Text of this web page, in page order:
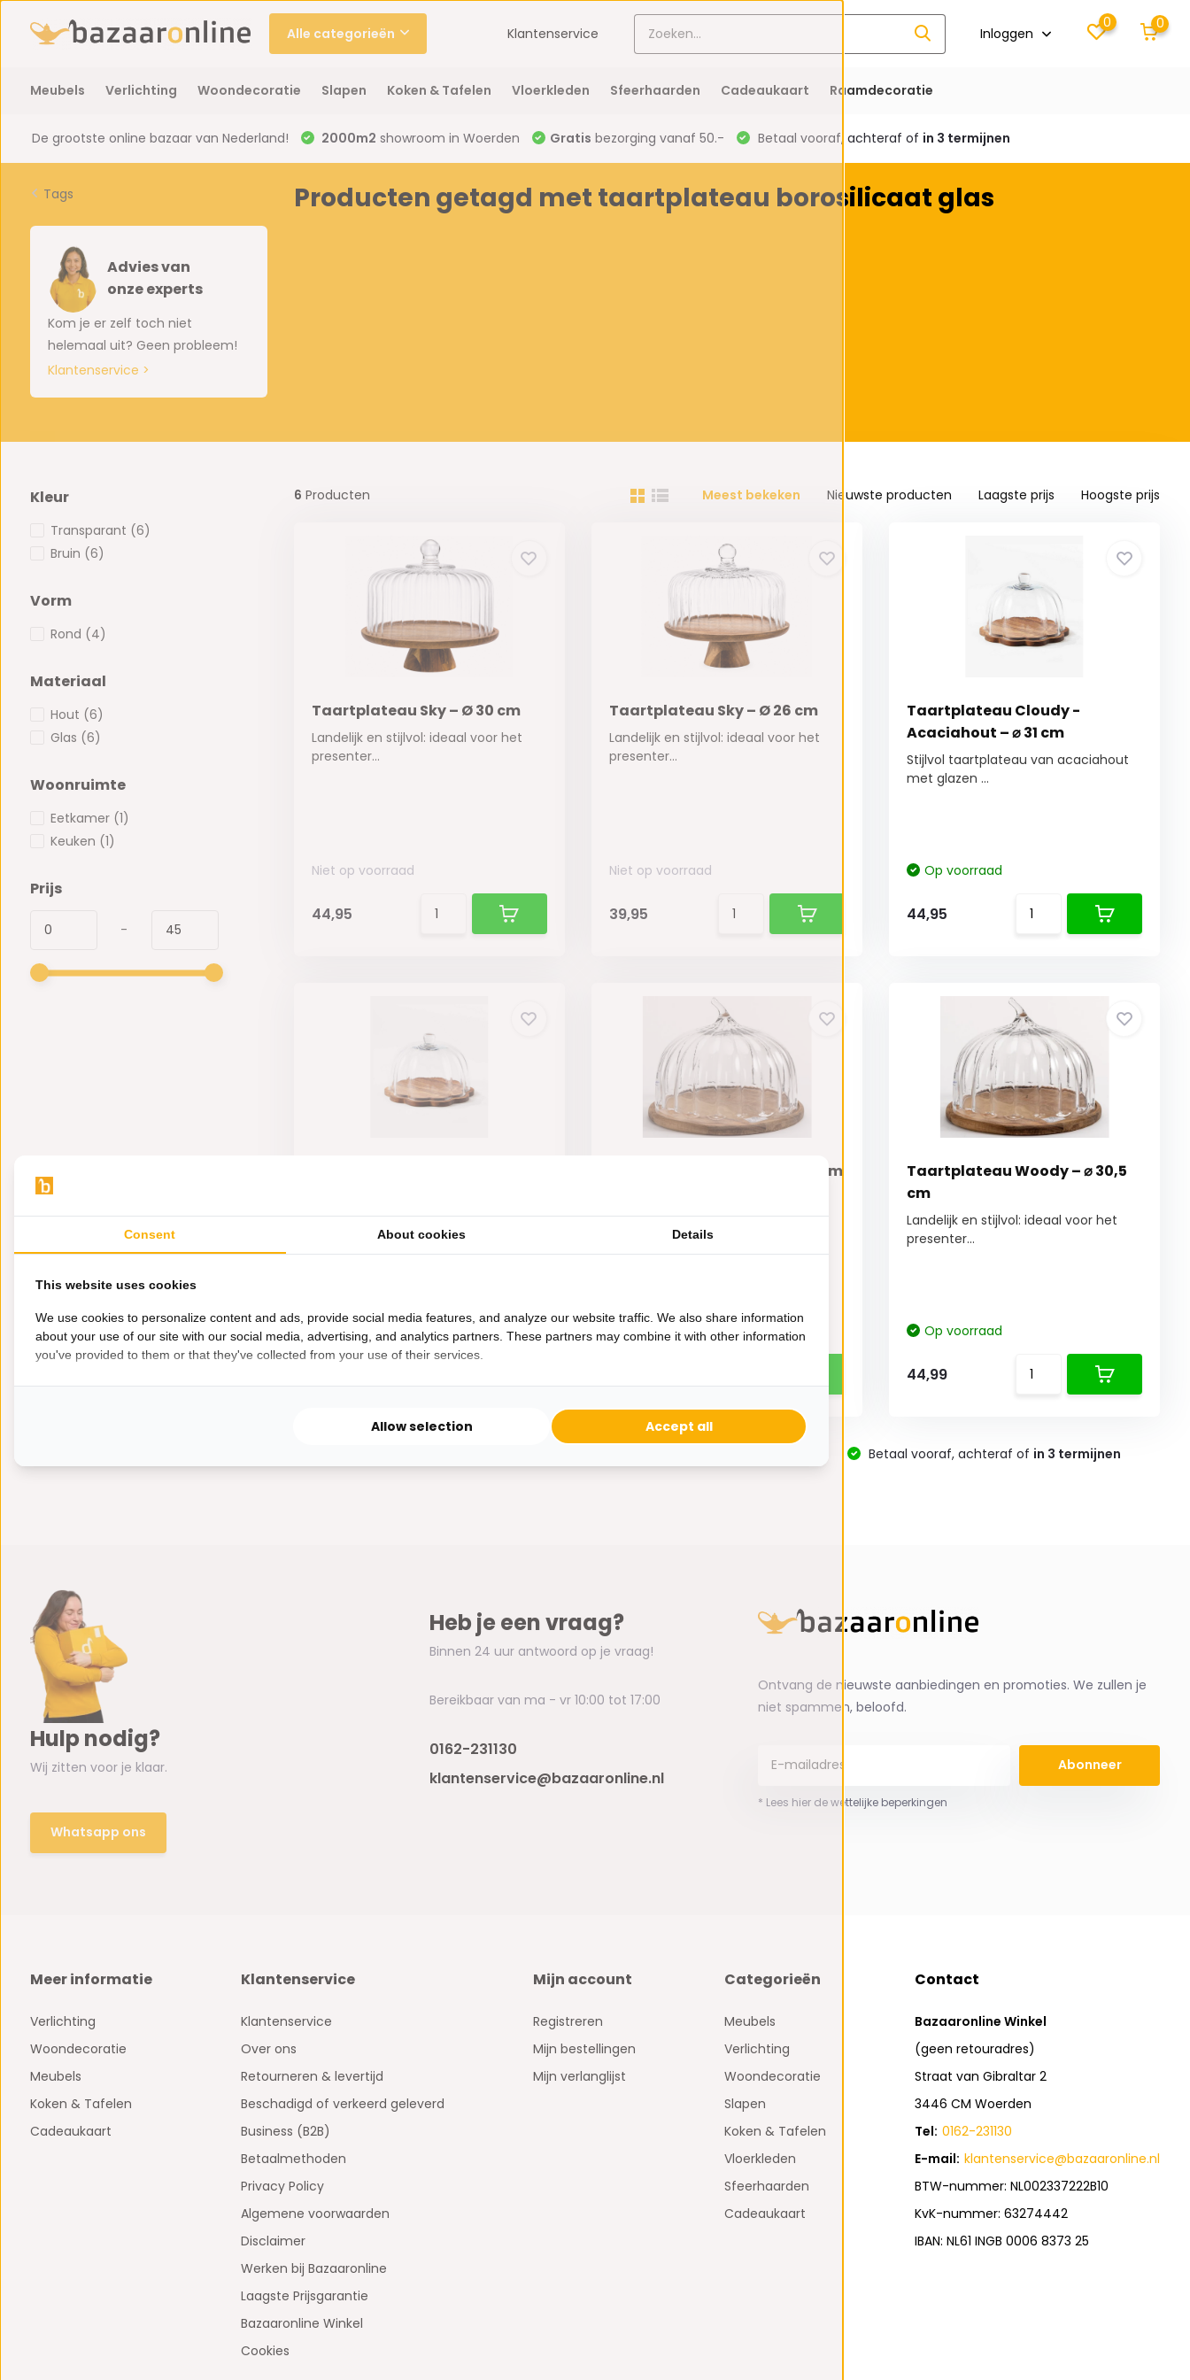
Alle categorieën Klantenservice Inloggen
0 0
Meubels Verlichting Woondecoratie Slapen Koken & Tafelen Vloerkleden Sfeerhaarden Cadeaukaart Raamdecoratie
De grootste online bazaar van Nederland! 2000m2 showroom in Woerden Gratis bezorging vanaf 50.- Betaal vooraf, achteraf of in 3 termijnen
Tags
Advies van
onze experts
Kom je er zelf toch niet
helemaal uit? Geen probleem!
Klantenservice >
Producten getagd met taartplateau borosilicaat glas
Kleur
Transparant (6)
Bruin (6)
Vorm
Rond (4)
Materiaal
Hout (6)
Glas (6)
Woonruimte
Eetkamer (1)
Keuken (1)
Prijs
-
6 Producten Meest bekeken Nieuwste producten Laagste prijs Hoogste prijs
Taartplateau Sky – Ø 30 cm
Landelijk en stijlvol: ideaal voor het
presenter...
Niet op voorraad
44,95
Taartplateau Sky – Ø 26 cm
Landelijk en stijlvol: ideaal voor het
presenter...
Niet op voorraad
39,95
Taartplateau Cloudy -
Acaciahout – ⌀ 31 cm
Stijlvol taartplateau van acaciahout
met glazen ...
Op voorraad
44,95
Stijlvol taartplateau van acaciahout
met glazen ...
Op voorraad
Taartplateau Woody – ⌀ 24 cm
presenter...
Op voorraad
Taartplateau Woody – ⌀ 30,5
cm
Landelijk en stijlvol: ideaal voor het
presenter...
Op voorraad
44,99
Betaal vooraf, achteraf of in 3 termijnen
Hulp nodig?
Wij zitten voor je klaar.
Whatsapp ons
Heb je een vraag?
Binnen 24 uur antwoord op je vraag!
Bereikbaar van ma - vr 10:00 tot 17:00
0162-231130
klantenservice@bazaaronline.nl
Ontvang de nieuwste aanbiedingen en promoties. We zullen je
niet spammen, beloofd.
Abonneer
* Lees hier de wettelijke beperkingen
Meer informatie
Verlichting
Woondecoratie
Meubels
Koken & Tafelen
Cadeaukaart
Klantenservice
Klantenservice
Over ons
Retourneren & levertijd
Beschadigd of verkeerd geleverd
Business (B2B)
Betaalmethoden
Privacy Policy
Algemene voorwaarden
Disclaimer
Werken bij Bazaaronline
Laagste Prijsgarantie
Bazaaronline Winkel
Cookies
Mijn account
Registreren
Mijn bestellingen
Mijn verlanglijst
Categorieën
Meubels
Verlichting
Woondecoratie
Slapen
Koken & Tafelen
Vloerkleden
Sfeerhaarden
Cadeaukaart
Contact
Bazaaronline Winkel
(geen retouradres)
Straat van Gibraltar 2
3446 CM Woerden
Tel: 0162-231130
E-mail: klantenservice@bazaaronline.nl
BTW-nummer: NL002337222B10
KvK-nummer: 63274442
IBAN: NL61 INGB 0006 8373 25
Consent About cookies Details
This website uses cookies
We use cookies to personalize content and ads, provide social media features, and analyze our website traffic. We also share information
about your use of our site with our social media, advertising, and analytics partners. These partners may combine it with other information
you've provided to them or that they've collected from your use of their services.
Allow selection Accept all